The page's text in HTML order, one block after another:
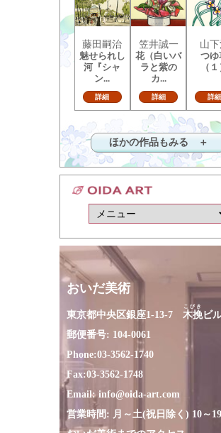
藤田嗣治
魅せられし
河『シャ
ン...
詳細
笠井誠一
花（白いバ
ラと紫の
カ...
詳細
山
つゆ
（１
詳細
ほかの作品もみる ＋
おいだ美術
東京都中央区銀座1-13-7 木挽
こびき
ビ
郵便番号: 104-0061
Phone:03-3562-1740
Fax:03-3562-1748
Email: info@oida-art.com
営業時間: 月～土(祝日除く) 10～